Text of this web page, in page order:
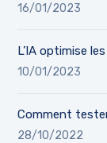
16/01/2023
L’IA optimise
10/01/2023
Comment
28/10/2022